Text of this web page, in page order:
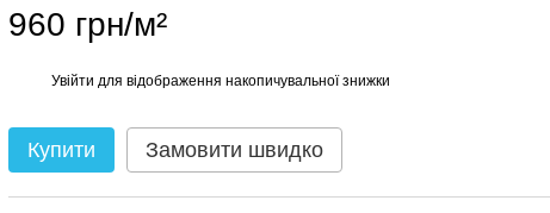
960 грн/м²
Увійти для відображення накопичувальної знижки
Купити Замовити швидко